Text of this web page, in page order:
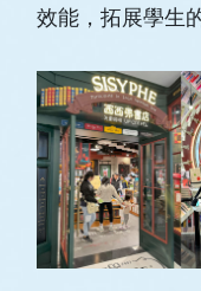
效能，拓展學生